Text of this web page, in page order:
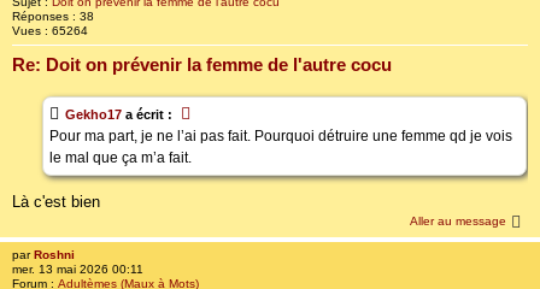
Réponses : 38
Vues : 65264
Re: Doit on prévenir la femme de l'autre cocu
Gekho17 a écrit :
Pour ma part, je ne l’ai pas fait. Pourquoi détruire une femme qd je vois
le mal que ça m’a fait.
Là c'est bien
Aller au message
parRoshni
mer. 13 mai 2026 00:11
Forum : Adultèmes (Maux à Mots)